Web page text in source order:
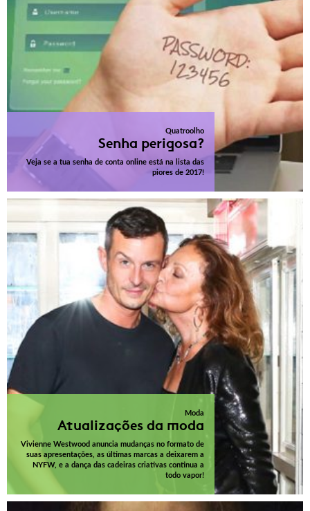
Quatroolho
Senha perigosa?
Veja se a tua senha de conta online está na lista das
piores de 2017!
Moda
Atualizações da moda
Vivienne Westwood anuncia mudanças no formato de
suas apresentações, as últimas marcas a deixarem a
NYFW, e a dança das cadeiras criativas continua a
todo vapor!